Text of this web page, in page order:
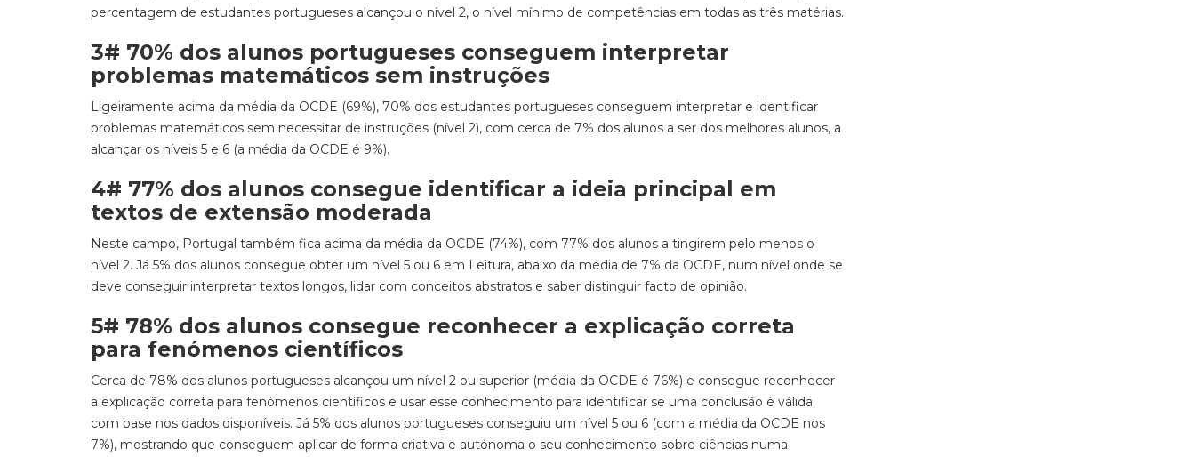
percentagem de estudantes portugueses alcançou o nível 2, o nível mínimo de competências em todas as três matérias.
3# 70% dos alunos portugueses conseguem interpretar
problemas matemáticos sem instruções
Ligeiramente acima da média da OCDE (69%), 70% dos estudantes portugueses conseguem interpretar e identificar
problemas matemáticos sem necessitar de instruções (nível 2), com cerca de 7% dos alunos a ser dos melhores alunos, a
alcançar os níveis 5 e 6 (a média da OCDE é 9%).
4# 77% dos alunos consegue identificar a ideia principal em
textos de extensão moderada
Neste campo, Portugal também fica acima da média da OCDE (74%), com 77% dos alunos a tingirem pelo menos o
nível 2. Já 5% dos alunos consegue obter um nível 5 ou 6 em Leitura, abaixo da média de 7% da OCDE, num nível onde se
deve conseguir interpretar textos longos, lidar com conceitos abstratos e saber distinguir facto de opinião.
5# 78% dos alunos consegue reconhecer a explicação correta
para fenómenos científicos
Cerca de 78% dos alunos portugueses alcançou um nível 2 ou superior (média da OCDE é 76%) e consegue reconhecer
a explicação correta para fenómenos científicos e usar esse conhecimento para identificar se uma conclusão é válida
com base nos dados disponíveis. Já 5% dos alunos portugueses conseguiu um nível 5 ou 6 (com a média da OCDE nos
7%), mostrando que conseguem aplicar de forma criativa e autónoma o seu conhecimento sobre ciências numa